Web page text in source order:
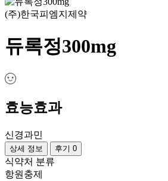
(주)한국피엠지제약
듀록정300mg
효능효과
신경과민
상세 정보 후기 0
식약처 분류
항원충제